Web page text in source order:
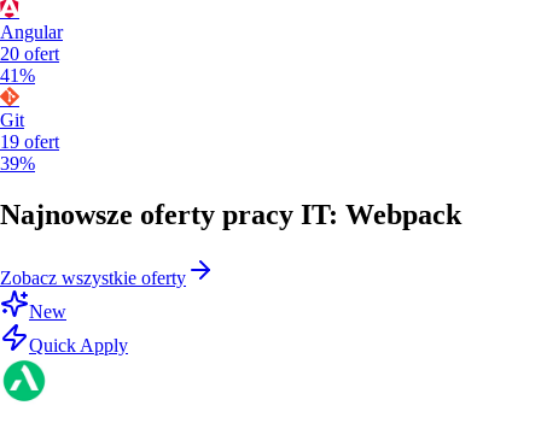
Angular
20 ofert
41%
Git
19 ofert
39%
Najnowsze oferty pracy IT: Webpack
Zobacz wszystkie oferty
New
Quick Apply